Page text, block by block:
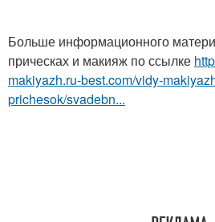
Больше информационного
прическах и макияж по ссылке
makiyazh.ru-best.com/vidy-
prichesok/svadebn...